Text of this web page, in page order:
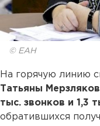
© ЕАН
На горячую линию
Татьяны
тыс. звонков и 1,3
обратившихся